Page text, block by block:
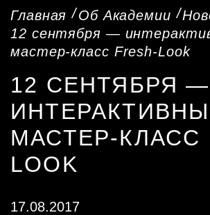
Главная Об Академии
12 сентября —
мастер-класс Fresh-Look
12 СЕНТЯБРЯ —
МАСТЕР-КЛАСС
LOOK
17.08.2017